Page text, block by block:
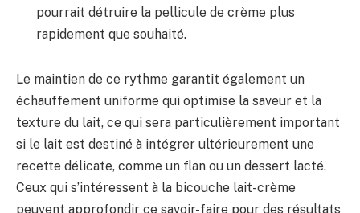
pourrait détruire la pellicule de crème plus
rapidement que souhaité.
Le maintien de ce rythme garantit également un
échauffement uniforme qui optimise la saveur et la
texture du lait, ce qui sera particulièrement important
si le lait est destiné à intégrer ultérieurement une
recette délicate, comme un flan ou un dessert lacté.
Ceux qui s’intéressent à la bicouche lait-crème
peuvent approfondir ce savoir-faire pour des résultats